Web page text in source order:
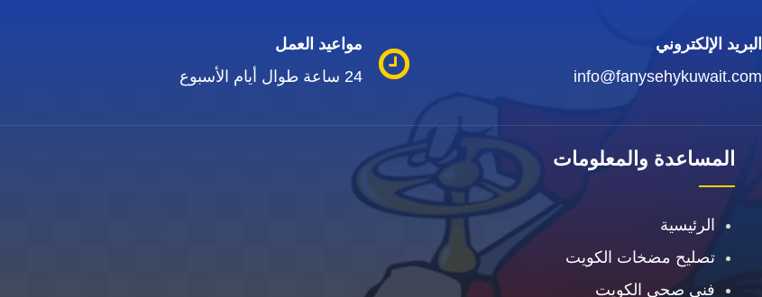
البريد الإلكتروني
info@fanysehykuwait.com
مواعيد العمل
24 ساعة طوال أيام الأسبوع
المساعدة والمعلومات
الرئيسية
تصليح مضخات الكويت
فني صحي الكويت